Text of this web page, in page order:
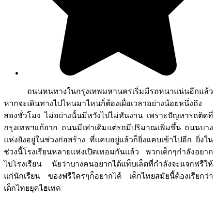
ถนนหนทางในกรุงเทพมหานครเริ่มมีรถหนาแน่นอีกแล้ว
หากจะเดินทางไปไหนมาไหนก็ต้องเผื่อเวลาอย่างน้อยหนึ่งถึง
สองชั่วโมง ไม่อย่างนั้นมีหวังไปไม่ทันงาน เพราะปัญหารถติดที่
กรุงเทพฯแก้ยาก ถนนมีเท่าเดิมแต่รถมีปริมาณเพิ่มขึ้น ถนนบาง
แห่งยังอยู่ในช่วงก่อสร้าง ที่แคบอยู่แล้วก็ยิ่งแคบเข้าไปอีก ยิ่งใน
ช่วงนี้โรงเรียนหลายแห่งเปิดเทอมกันแล้ว พวกเด็กๆกำลังอยาก
ไปโรงเรียน นัยว่าบางคนอยากได้แท็บเล็ตที่กำลังจะแจกฟรีให้
แก่นักเรียน ของฟรีใครๆก็อยากได้ เด็กไทยสมัยนี้ต้องเรียกว่า
เด็กไทยยุคไฮเทค